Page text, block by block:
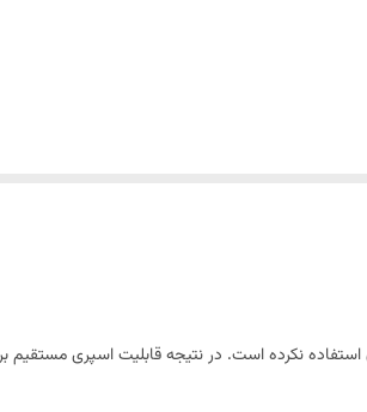
استفاده نکرده است. در نتیجه قابلیت اسپری مستقیم